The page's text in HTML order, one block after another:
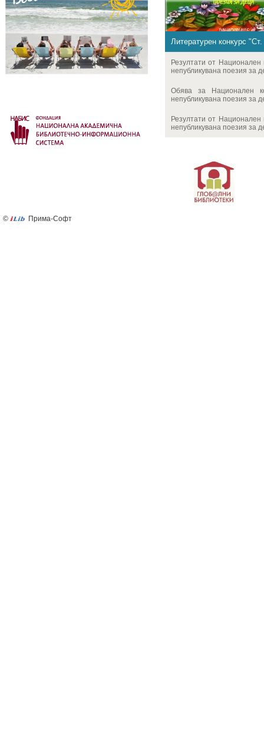
Литературен конкурс
Резултати от Национален
непубликувана поезия за
Обява за Национален
непубликувана поезия за
Резултати от Национален
непубликувана поезия за
© Прима-Софт